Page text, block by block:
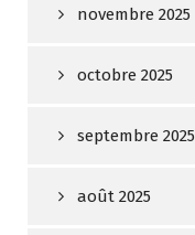
novembre 2025
octobre 2025
septembre 2025
août 2025